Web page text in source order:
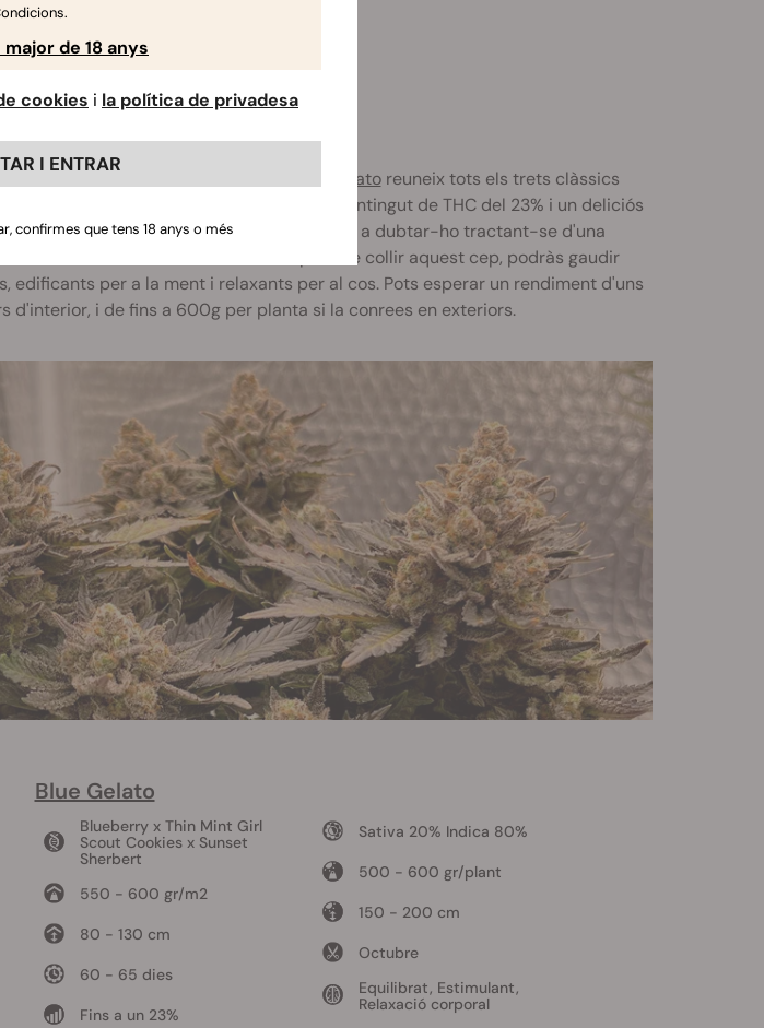
índiques més populars, la Blue Gelatoreuneix tots els trets clàssics
uns cabdells compactes amb un contingut de THC del 23% i un deliciós
tots els requisits que cerques. Qui anava a dubtar-ho tractant-se d'una
Scout Cookies i Sunset Sherbet? Després de collir aquest cep, podràs gaudir
edificants per a la ment i relaxants per al cos. Pots esperar un rendiment d'uns
d'interior, i de fins a 600g per planta si la conrees en exteriors.
Blue Gelato
Blueberry x Thin Mint Girl
Scout Cookies x Sunset
Sherbert
550 - 600 gr/m2
80 - 130 cm
60 - 65 dies
Fins a un 23%
Sativa 20% Indica 80%
500 - 600 gr/plant
150 - 200 cm
Octubre
Equilibrat, Estimulant,
Relaxació corporal
de 18 anys
cookies i la política de privadesa
I ENTRAR
confirmes que tens 18 anys o més